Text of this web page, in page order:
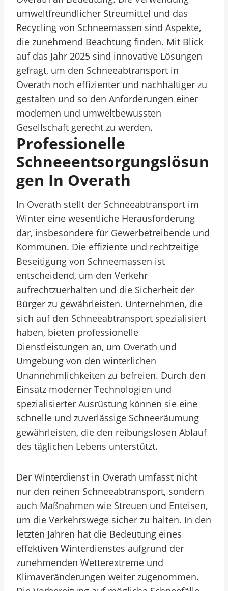
umweltfreundlicher Streumittel und das
Recycling von Schneemassen sind Aspekte,
die zunehmend Beachtung finden. Mit Blick
auf das Jahr 2025 sind innovative Lösungen
gefragt, um den Schneeabtransport in
Overath noch effizienter und nachhaltiger zu
gestalten und so den Anforderungen einer
modernen und umweltbewussten
Gesellschaft gerecht zu werden.
Professionelle
Schneeentsorgungslösun
Gen In Overath
In Overath stellt der Schneeabtransport im
Winter eine wesentliche Herausforderung
dar, insbesondere für Gewerbetreibende und
Kommunen. Die effiziente und rechtzeitige
Beseitigung von Schneemassen ist
entscheidend, um den Verkehr
aufrechtzuerhalten und die Sicherheit der
Bürger zu gewährleisten. Unternehmen, die
sich auf den Schneeabtransport spezialisiert
haben, bieten professionelle
Dienstleistungen an, um Overath und
Umgebung von den winterlichen
Unannehmlichkeiten zu befreien. Durch den
Einsatz moderner Technologien und
spezialisierter Ausrüstung können sie eine
schnelle und zuverlässige Schneeräumung
gewährleisten, die den reibungslosen Ablauf
des täglichen Lebens unterstützt.
Der Winterdienst in Overath umfasst nicht
nur den reinen Schneeabtransport, sondern
auch Maßnahmen wie Streuen und Enteisen,
um die Verkehrswege sicher zu halten. In den
letzten Jahren hat die Bedeutung eines
effektiven Winterdienstes aufgrund der
zunehmenden Wetterextreme und
Klimaveränderungen weiter zugenommen.